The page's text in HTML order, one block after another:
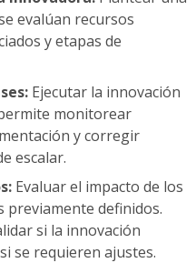
evalúan recursos
y etapas de
Ejecutar la innovación
monitorear
y corregir
escalar.
Evaluar el impacto de los
previamente definidos.
si la innovación
se requieren ajustes.